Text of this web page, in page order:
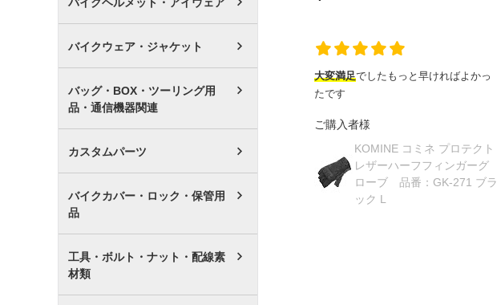
バイクウェア・ジャケット
バッグ・BOX・ツーリング用
品・通信機器関連
カスタムパーツ
バイクカバー・ロック・保管用
品
工具・ボルト・ナット・配線素
材類
大変満足でしたもっと早ければよかっ
たです
ご購入者様
KOMINE コミネ プロテクト
レザーハーフフィンガーグ
ローブ 品番：GK-271 ブラ
ック L